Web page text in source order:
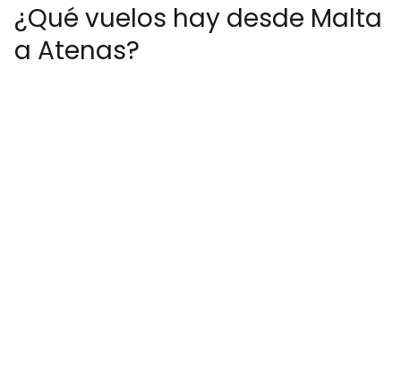
¿Qué vuelos hay desde Malta
a Atenas?